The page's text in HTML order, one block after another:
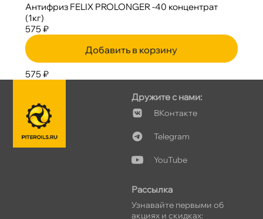
Антифриз FELIX PROLONGER -40 концентрат
(1кг)
575 ₽
Добавить в корзину
575 ₽
Дружите с нами:
Контакте
Telegram
YouTube
Рассылка
Узнавайте первыми о
акциях и скидках: